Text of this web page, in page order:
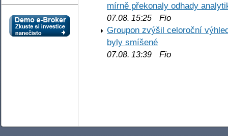
mírně překonaly odhady
07.08. 15:25 Fio
Groupon zvýšil celoroční
byly smíšené
07.08. 13:39 Fio